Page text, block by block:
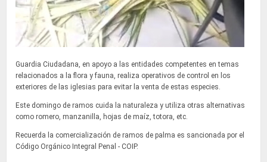
Guardia Ciudadana, en apoyo a las entidades competentes en temas
relacionados a la flora y fauna, realiza operativos de control en los
exteriores de las iglesias para evitar la venta de estas especies.
Este domingo de ramos cuida la naturaleza y utiliza otras alternativas
como romero, manzanilla, hojas de maíz, totora, etc.
Recuerda la comercialización de ramos de palma es sancionada por el
Código Orgánico Integral Penal - COIP.